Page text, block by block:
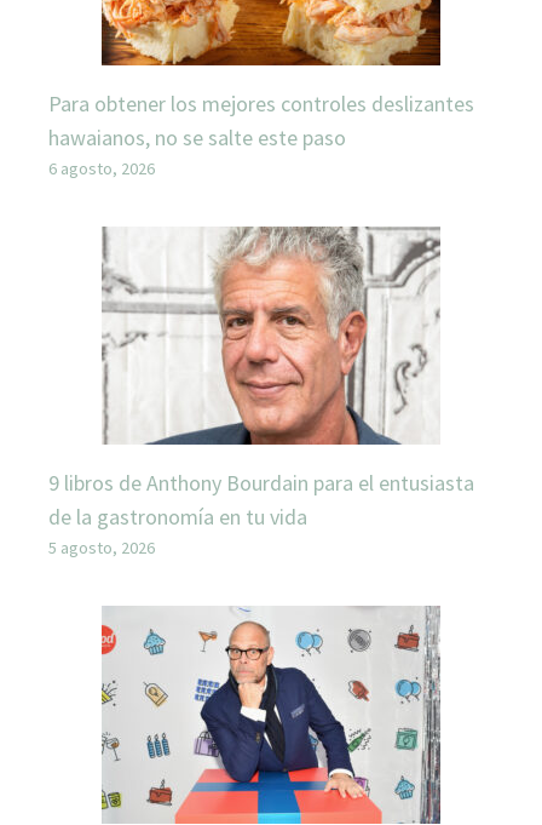
Para obtener los mejores controles deslizantes
hawaianos, no se salte este paso
6 agosto, 2026
9 libros de Anthony Bourdain para el entusiasta
de la gastronomía en tu vida
5 agosto, 2026